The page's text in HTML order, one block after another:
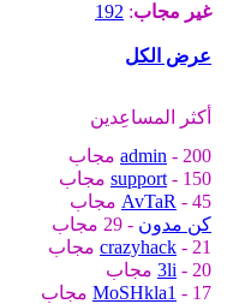
غير مجاب:
192
عرض الكل
أكثر المساعِدين
admin - 200 مجاب
support - 150 مجاب
AvTaR - 45 مجاب
كن مدون - 29 مجاب
crazyhack - 21 مجاب
3li - 20 مجاب
MoSHkla1 - 17 مجاب